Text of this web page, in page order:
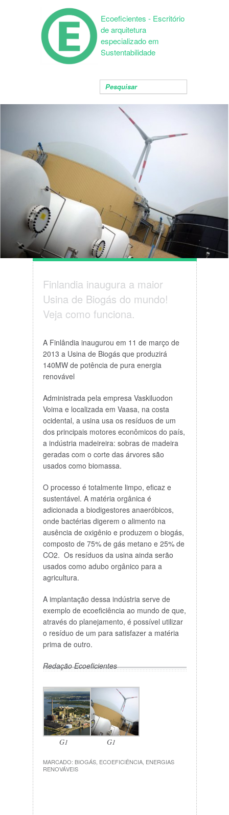
Ecoeficientes - Escritório
de arquitetura
especializado em
Sustentabilidade
Finlandia inaugura a maior
Usina de Biogás do mundo!
Veja como funciona.
A Finlândia inaugurou em 11 de março de
2013 a Usina de Biogás que produzirá
140MW de potência de pura energia
renovável
Administrada pela empresa Vaskiluodon
Voima e localizada em Vaasa, na costa
ocidental, a usina usa os resíduos de um
dos principais motores econômicos do país,
a indústria madeireira: sobras de madeira
geradas com o corte das árvores são
usados como biomassa.
O processo é totalmente limpo, eficaz e
sustentável. A matéria orgânica é
adicionada a biodigestores anaeróbicos,
onde bactérias digerem o alimento na
ausência de oxigênio e produzem o biogás,
composto de 75% de gás metano e 25% de
CO2. Os resíduos da usina ainda serão
usados como adubo orgânico para a
agricultura.
A implantação dessa indústria serve de
exemplo de ecoeficiência ao mundo de que,
através do planejamento, é possível utilizar
o resíduo de um para satisfazer a matéria
prima de outro.
Redação Ecoeficientes
G1 G1
MARCADO: BIOGÁS, ECOEFICIÊNCIA, ENERGIAS
RENOVÁVEIS